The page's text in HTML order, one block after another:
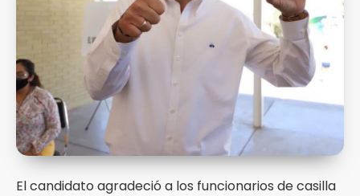
El candidato agradeció a los funcionarios de casilla